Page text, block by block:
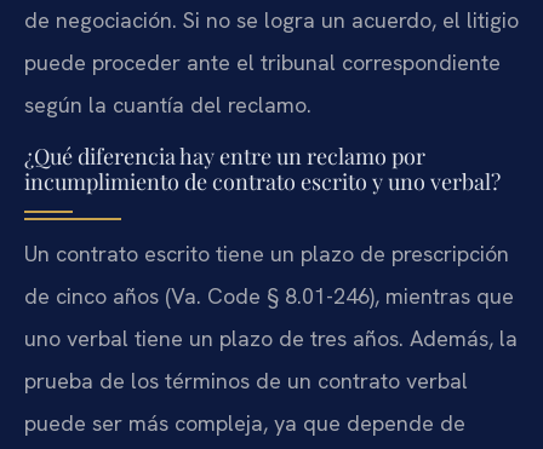
de negociación. Si no se logra un acuerdo, el litigio
puede proceder ante el tribunal correspondiente
según la cuantía del reclamo.
¿Qué diferencia hay entre un reclamo por
incumplimiento de contrato escrito y uno verbal?
Un contrato escrito tiene un plazo de prescripción
de cinco años (Va. Code § 8.01-246), mientras que
uno verbal tiene un plazo de tres años. Además, la
prueba de los términos de un contrato verbal
puede ser más compleja, ya que depende de